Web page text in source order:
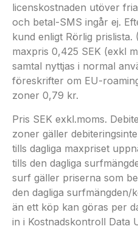
licenskostnaden utöver
och betal-SMS ingår ej.
kund enligt Rörlig
maxpris 0,425 SEK (exkl
samtal nyttjas i normal
föreskrifter om EU-
zoner 0,79 kr.
Pris SEK exkl.moms.
zoner gäller
tills dagliga maxpriset
tills den dagliga
surf gäller priserna som
den dagliga surfmängden/
än ett köp kan göras per
in i Kostnadskontroll Data